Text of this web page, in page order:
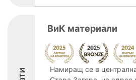
ВиК материали
Намиращ се в